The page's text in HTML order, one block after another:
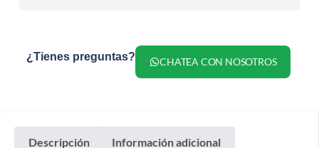
¿Tienes preguntas? CHATEA CON NOSOTROS
Descripción Información adicional